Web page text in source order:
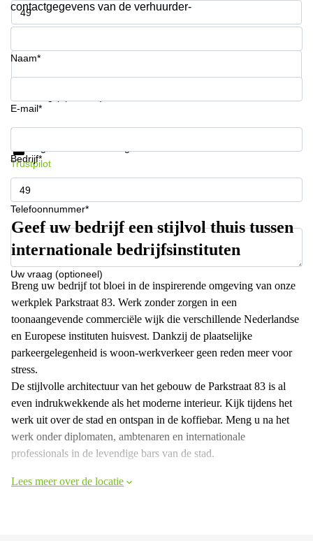
Kantoor
Huren
Hengelo
Nijmegen
Telefoonnummer*
contactgegevens van de verhuurder-
Naam*
E-mail*
Bedrijf*
Telefoonnummer*
Uw vraag (optioneel)
Krijg informatie en prijzen
Trustpilot
Geef uw bedrijf een stijlvol thuis tussen
internationale bedrijfsinstituten
Breng uw bedrijf tot bloei in de inspirerende omgeving van onze
werkplek Parkstraat 83. Werk zonder zorgen in een
toonaangevende commerciële wijk die verschillende Nederlandse
en Europese instituten huisvest. Dankzij de plaatselijke
parkeergelegenheid is woon-werkverkeer geen reden meer voor
stress.
De stijlvolle architectuur van het gebouw de Parkstraat 83 is al
even indrukwekkende als het moderne interieur. Kijk tijdens het
werk uit over de stad en ontspan in de koffiebar. Meng u na het
werk onder diplomaten, ambtenaren en internationale
professionals in de levendige bars van de stad.
Lees meer over de locatie